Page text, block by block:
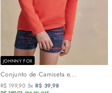
JOHNNY FOX
Conjunto de Camiseta e...
R$ 199,90 5x R$ 39,98